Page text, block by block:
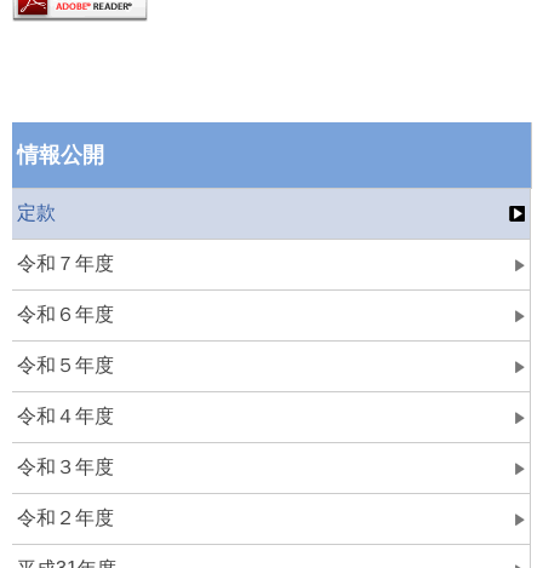
情報公開
定款
令和７年度
令和６年度
令和５年度
令和４年度
令和３年度
令和２年度